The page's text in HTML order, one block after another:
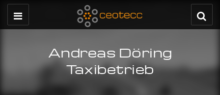
Andreas Döring
Taxibetrieb